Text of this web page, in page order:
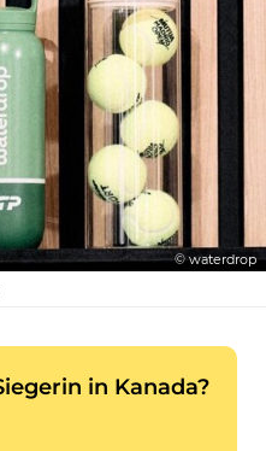
© waterdrop